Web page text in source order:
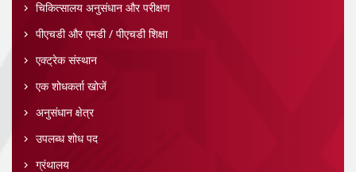
चिकित्सालय अनुसंधान और परीक्षण
पीएचडी और एमडी / पीएचडी शिक्षा
एक्ट्रेक संस्थान
एक शोधकर्ता खोजें
अनुसंधान क्षेत्र
उपलब्ध शोध पद
ग्रंथालय